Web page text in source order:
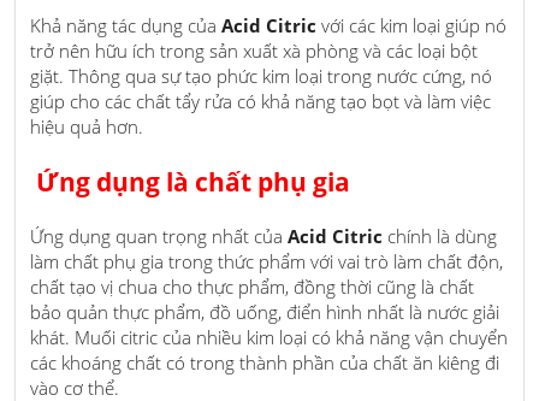
Khả năng tác dụng của Acid Citric với các kim loại giúp nó
trở nên hữu ích trong sản xuất xà phòng và các loại bột
giặt. Thông qua sự tạo phức kim loại trong nước cứng, nó
giúp cho các chất tẩy rửa có khả năng tạo bọt và làm việc
hiệu quả hơn.
Ứng dụng là chất phụ gia
Ứng dụng quan trọng nhất của Acid Citric chính là dùng
làm chất phụ gia trong thức phẩm với vai trò làm chất độn,
chất tạo vị chua cho thực phẩm, đồng thời cũng là chất
bảo quản thực phẩm, đồ uống, điển hình nhất là nước giải
khát. Muối citric của nhiều kim loại có khả năng vận chuyển
các khoáng chất có trong thành phần của chất ăn kiêng đi
vào cơ thể.